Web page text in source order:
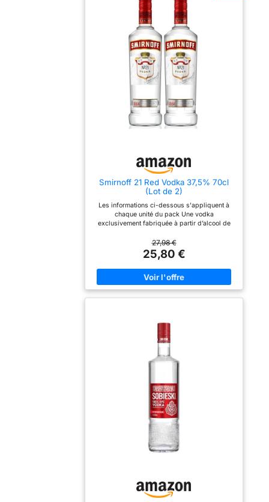
Smirnoff 21 Red Vodka 37,5% 70cl
(Lot de 2)
Les informations ci-dessous s'appliquent à
chaque unité du pack Une vodka
exclusivement fabriquée à partir d’alcool de
triple distillation et ses 10 filtrations
successives au charbon de bois Elle est
idéale pour les cocktails et les long drinks
27,98 €
25,80 €